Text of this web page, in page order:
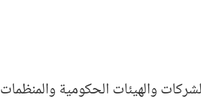
والهيئات الحكومية